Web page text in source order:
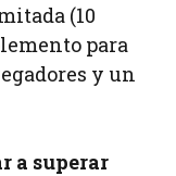
(10
para
y un
a superar